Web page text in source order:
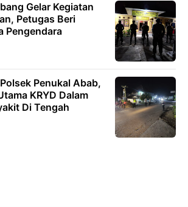
Gelar Kegiatan
Petugas Beri
Pengendara
Penukal Abab,
KRYD Dalam
Di Tengah